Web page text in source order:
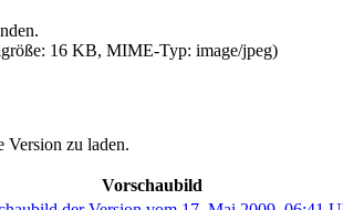
16 KB, MIME-Typ: image/jpeg)
Version zu laden.
Vorschaubild